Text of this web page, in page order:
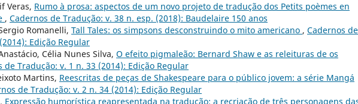
Veras, Rumo à prosa: aspectos de um novo projeto de tradução dos Petits poèmes en
, Cadernos de Tradução: v. 38 n. esp. (2018): Baudelaire 150 anos
Romanelli, Tall Tales: os simpsons desconstruindo o mito americano , Cadernos de
Edição Regular
Célia Nunes Silva, O efeito pigmaleão: Bernard Shaw e as releituras de os
de Tradução: v. 1 n. 33 (2014): Edição Regular
Martins, Reescritas de peças de Shakespeare para o público jovem: a série Mangá
de Tradução: v. 2 n. 34 (2014): Edição Regular
Expressão humorística reapresentada na tradução: a recriação de três personagens